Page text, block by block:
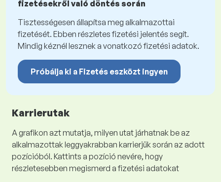
fizetésekről való döntés során
Tisztességesen állapítsa meg alkalmazottai
fizetését. Ebben részletes fizetési jelentés segít.
Mindig kéznél lesznek a vonatkozó fizetési adatok.
Próbálja ki a Fizetés eszközt ingyen
Karrierutak
A grafikon azt mutatja, milyen utat járhatnak be az
alkalmazottak leggyakrabban karrierjük során az adott
pozícióból. Kattints a pozíció nevére, hogy
részletesebben megismerd a fizetési adatokat